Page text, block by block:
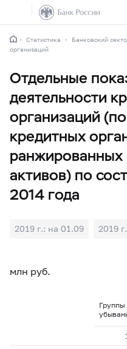
Статистика Банковский
организаций
Отдельные
деятельности
организаций
кредитных
ранжированных
активов) по
2014 года
2019 г.: на 01.09 2019
млн руб.
Группы